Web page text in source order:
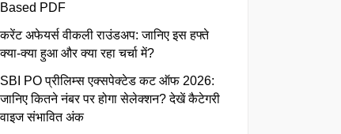
Based PDF
करेंट अफेयर्स वीकली राउंडअप: जानिए इस हफ्ते
क्या-क्या हुआ और क्या रहा चर्चा में?
SBI PO प्रीलिम्स एक्सपेक्टेड कट ऑफ 2026:
जानिए कितने नंबर पर होगा सेलेक्शन? देखें कैटेगरी
वाइज संभावित अंक